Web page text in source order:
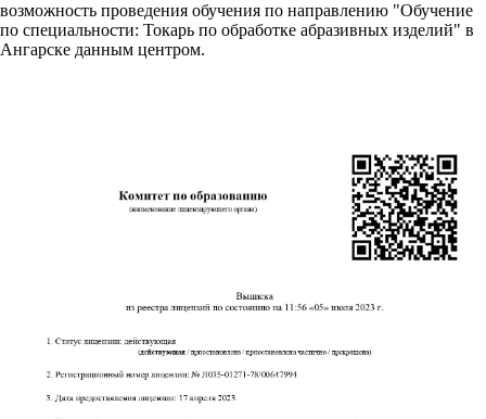
возможность проведения обучения по направлению "Обучение
по специальности: Токарь по обработке абразивных изделий" в
Ангарске данным центром.